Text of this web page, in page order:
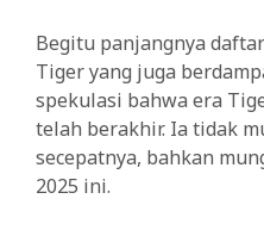
Begitu panjangnya
Tiger yang juga
spekulasi bahwa era
telah berakhir. Ia tidak
secepatnya, bahkan
2025 ini.